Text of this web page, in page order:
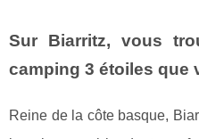
Sur Biarritz, vous
camping 3 étoiles que
Reine de la côte basque,